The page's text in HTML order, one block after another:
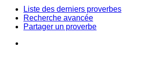
Liste des derniers proverbes
Recherche avancée
Partager un proverbe